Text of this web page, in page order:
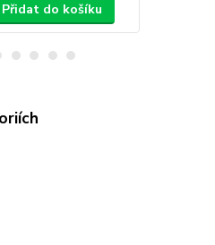
Přidat do košíku